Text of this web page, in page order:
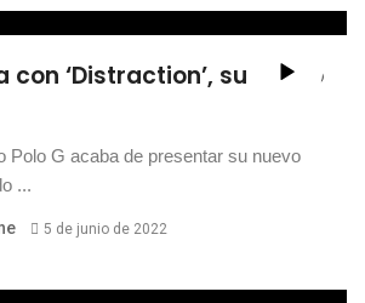
con ‘Distraction’, su nuevo
Polo G acaba de presentar su nuevo
...
5 de junio de 2022